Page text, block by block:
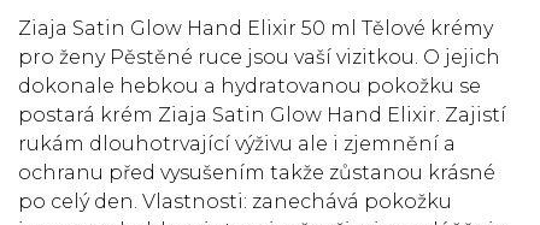
Ziaja Satin Glow Hand Elixir 50 ml Tělové krémy
pro ženy Pěstěné ruce jsou vaší vizitkou. O jejich
dokonale hebkou a hydratovanou pokožku se
postará krém Ziaja Satin Glow Hand Elixir. Zajistí
rukám dlouhotrvající výživu ale i zjemnění a
ochranu před vysušením takže zůstanou krásné
po celý den. Vlastnosti: zanechává pokožku